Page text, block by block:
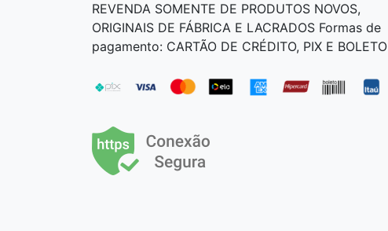
REVENDA SOMENTE DE PRODUTOS NOVOS,
ORIGINAIS DE FÁBRICA E LACRADOS Formas de
pagamento: CARTÃO DE CRÉDITO, PIX E BOLETO